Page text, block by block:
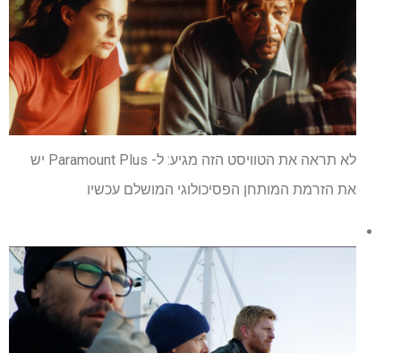
לא תראה את הטוויסט הזה מגיע: ל- Paramount Plus יש
את הזרמת המותחן הפסיכולוגי המושלם עכשיו